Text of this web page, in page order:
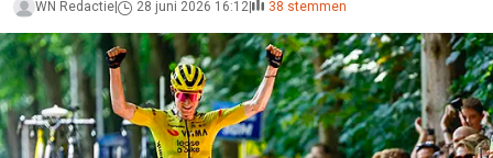
WN Redactie 28 juni 2026 16:12 38 stemmen